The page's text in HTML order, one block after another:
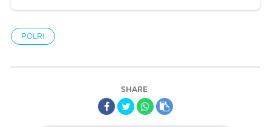
POLRI
SHARE